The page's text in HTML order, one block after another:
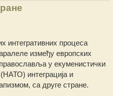
процеса
између европских
у екуменистички
интеграција и
са друге стране.